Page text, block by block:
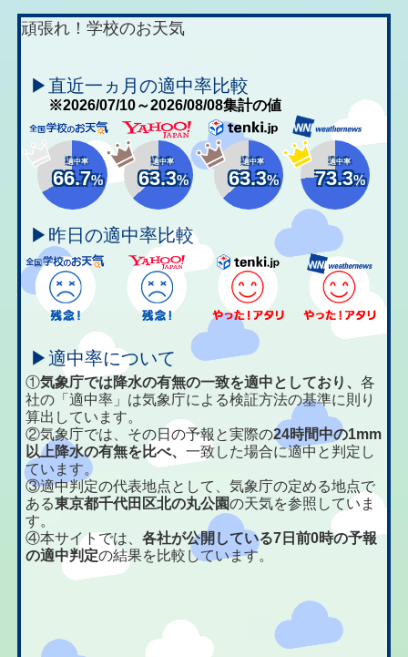
頑張れ！学校のお天気
▶直近一ヵ月の適中率比較
※2026/07/10～2026/08/08集計の値
適中率
66.7%
適中率
63.3%
適中率
63.3%
適中率
73.3%
▶昨日の適中率比較
▶適中率について
①気象庁では降水の有無の一致を適中としており、各
社の「適中率」は気象庁による検証方法の基準に則り
算出しています。
②気象庁では、その日の予報と実際の24時間中の1mm
以上降水の有無を比べ、一致した場合に適中と判定し
ています。
③適中判定の代表地点として、気象庁の定める地点で
ある東京都千代田区北の丸公園の天気を参照していま
す。
④本サイトでは、各社が公開している7日前0時の予報
の適中判定の結果を比較しています。